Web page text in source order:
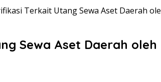
Terkait Utang Sewa Aset Daerah
Sewa Aset Daerah oleh